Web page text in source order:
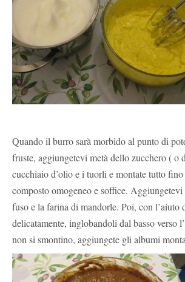
Quando il burro sarà morbido al punto di
fruste, aggiungetevi metà dello zucchero ( o
cucchiaio d’olio e i tuorli e montate tutto fino
composto omogeneo e soffice.
fuso e la farina di mandorle. Poi, con l’aiuto
delicatamente, inglobandoli dal basso verso
non si smontino, aggiungete gli albumi